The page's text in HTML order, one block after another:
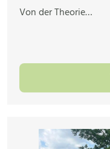
Von der Theorie…